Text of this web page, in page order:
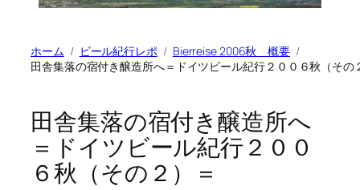
ホーム ビール紀行レポ
Bierreise 2006秋 概要
田舎集落の宿付き醸造所へ＝ドイツビール紀行２００６秋（その
田舎集落の宿付き醸造所へ
＝ドイツビール紀行２００
６秋（その２）＝